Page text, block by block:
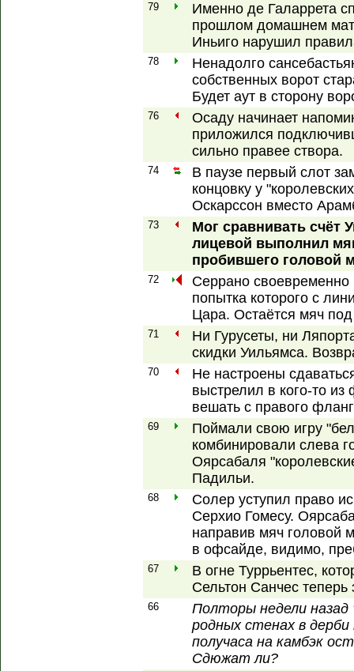
79
Именно де Галаррета
прошлом домашнем
Иньиго нарушил
78
Ненадолго
собственных ворот
Будет аут в сторону
76
Осаду начинает
приложился
сильно правее створа.
74
В паузе первый слот
концовку у
Оскарссон вместо
73
Мог сравнивать счёт
лицевой выполнил
пробившего головой
72
Серрано своевременно
попытка которого с
Цара. Остаётся мяч
71
Ни Гурусеты, ни
скидки Уильямса.
70
Не настроены
выстрелил в кого-то
вешать с правого
69
Поймали свою игру
комбинировали слева
Оярсабаля
Падильи.
68
Солер уступил право
Серхио Гомесу.
направив мяч головой
в офсайде, видимо,
67
В огне Туррьентес,
Сельтон Санчес теперь
66
Полторы недели
родных стенах в
получаса на камбэк
Сдюжат ли?